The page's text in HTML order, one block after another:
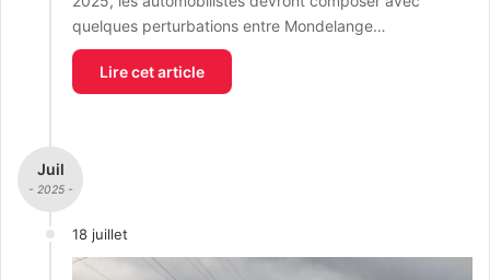
quelques perturbations entre Mondelange…
Lire cet article
Juil
- 2025 -
18 juillet